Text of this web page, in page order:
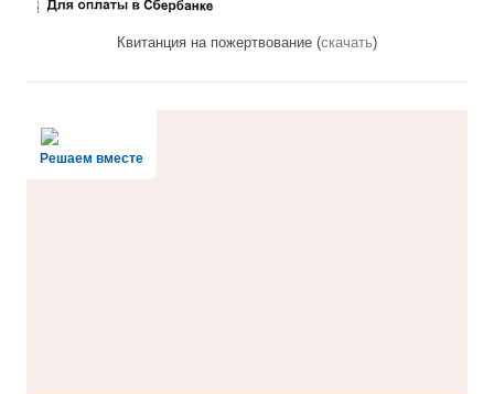
Квитанция на пожертвование (скачать)
Решаем вместе